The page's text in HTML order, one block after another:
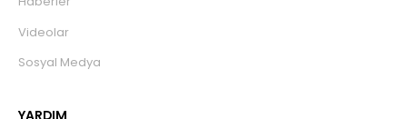
Videolar
Sosyal Medya
YARDIM